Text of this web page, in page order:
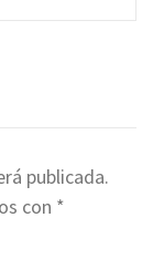
publicada.
con *